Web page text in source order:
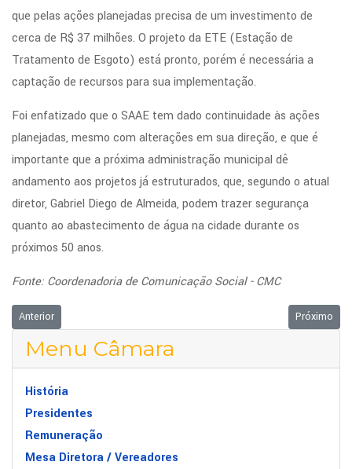
que pelas ações planejadas precisa de um investimento de
cerca de R$ 37 milhões. O projeto da ETE (Estação de
Tratamento de Esgoto) está pronto, porém é necessária a
captação de recursos para sua implementação.
Foi enfatizado que o SAAE tem dado continuidade às ações
planejadas, mesmo com alterações em sua direção, e que é
importante que a próxima administração municipal dê
andamento aos projetos já estruturados, que, segundo o atual
diretor, Gabriel Diego de Almeida, podem trazer segurança
quanto ao abastecimento de água na cidade durante os
próximos 50 anos.
Fonte: Coordenadoria de Comunicação Social - CMC
Artigo anterior: Vereadores fixam subsídio para a próxima legislatura, e
Anterior Próximo
Próximo
Menu Câmara
História
Presidentes
Remuneração
Mesa Diretora / Vereadores